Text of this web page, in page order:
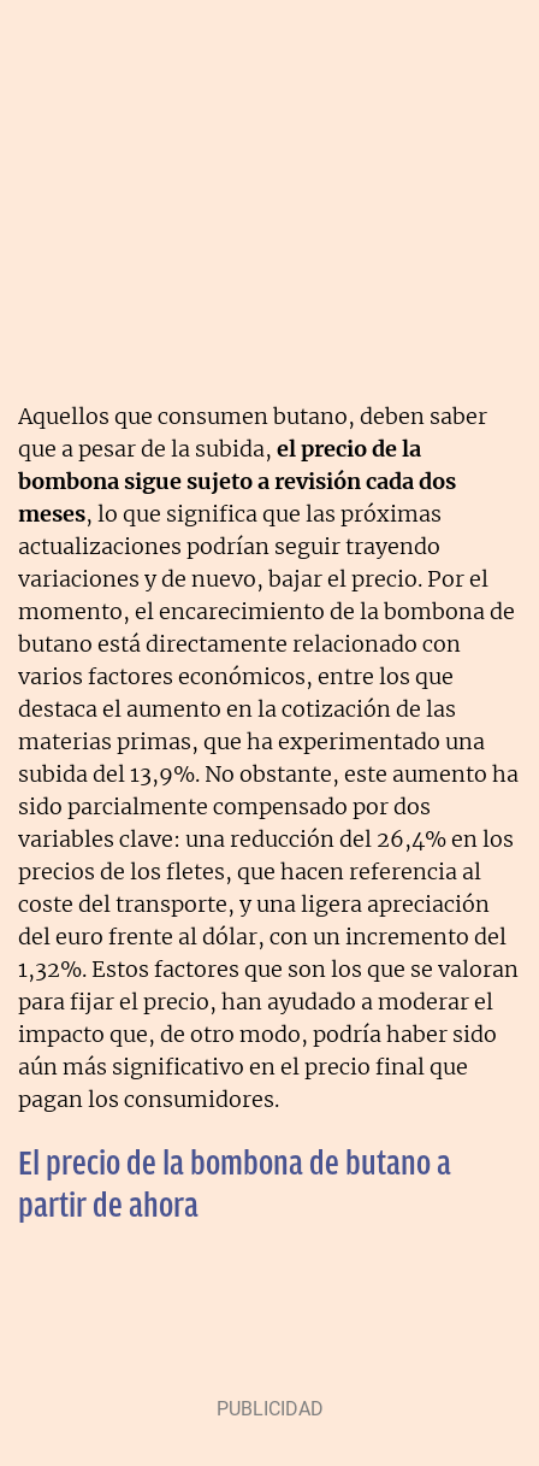
Aquellos que consumen butano, deben saber
que a pesar de la subida, el precio de la
bombona sigue sujeto a revisión cada dos
meses, lo que significa que las próximas
actualizaciones podrían seguir trayendo
variaciones y de nuevo, bajar el precio. Por el
momento, el encarecimiento de la bombona de
butano está directamente relacionado con
varios factores económicos, entre los que
destaca el aumento en la cotización de las
materias primas, que ha experimentado una
subida del 13,9%. No obstante, este aumento ha
sido parcialmente compensado por dos
variables clave: una reducción del 26,4% en los
precios de los fletes, que hacen referencia al
coste del transporte, y una ligera apreciación
del euro frente al dólar, con un incremento del
1,32%. Estos factores que son los que se valoran
para fijar el precio, han ayudado a moderar el
impacto que, de otro modo, podría haber sido
aún más significativo en el precio final que
pagan los consumidores.
El precio de la bombona de butano a
partir de ahora